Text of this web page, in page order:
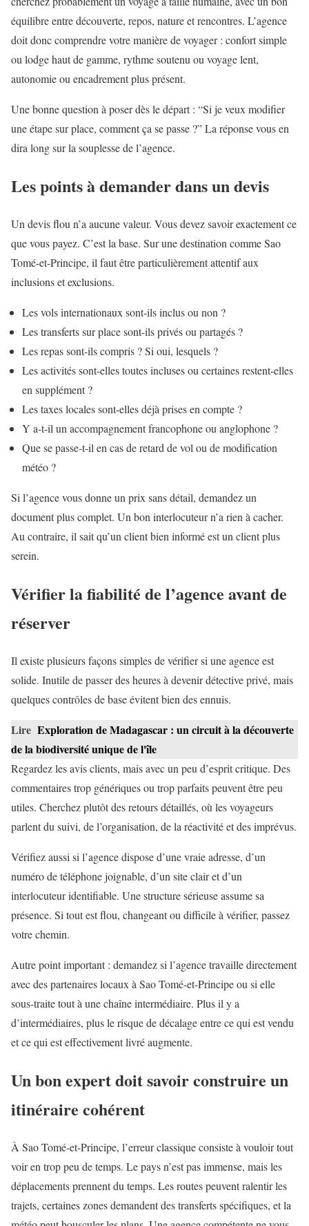
équilibre entre découverte, repos, nature et rencontres. L’agence
doit donc comprendre votre manière de voyager : confort simple
ou lodge haut de gamme, rythme soutenu ou voyage lent,
autonomie ou encadrement plus présent.
Une bonne question à poser dès le départ : “Si je veux modifier
une étape sur place, comment ça se passe ?” La réponse vous en
dira long sur la souplesse de l’agence.
Les points à demander dans un devis
Un devis flou n’a aucune valeur. Vous devez savoir exactement ce
que vous payez. C’est la base. Sur une destination comme Sao
Tomé-et-Principe, il faut être particulièrement attentif aux
inclusions et exclusions.
Les vols internationaux sont-ils inclus ou non ?
Les transferts sur place sont-ils privés ou partagés ?
Les repas sont-ils compris ? Si oui, lesquels ?
Les activités sont-elles toutes incluses ou certaines restent-elles
en supplément ?
Les taxes locales sont-elles déjà prises en compte ?
Y a-t-il un accompagnement francophone ou anglophone ?
Que se passe-t-il en cas de retard de vol ou de modification
météo ?
Si l’agence vous donne un prix sans détail, demandez un
document plus complet. Un bon interlocuteur n’a rien à cacher.
Au contraire, il sait qu’un client bien informé est un client plus
serein.
Vérifier la fiabilité de l’agence avant de
réserver
Il existe plusieurs façons simples de vérifier si une agence est
solide. Inutile de passer des heures à devenir détective privé, mais
quelques contrôles de base évitent bien des ennuis.
Lire Exploration de Madagascar : un circuit à la découverte
de la biodiversité unique de l'île
Regardez les avis clients, mais avec un peu d’esprit critique. Des
commentaires trop génériques ou trop parfaits peuvent être peu
utiles. Cherchez plutôt des retours détaillés, où les voyageurs
parlent du suivi, de l’organisation, de la réactivité et des imprévus.
Vérifiez aussi si l’agence dispose d’une vraie adresse, d’un
numéro de téléphone joignable, d’un site clair et d’un
interlocuteur identifiable. Une structure sérieuse assume sa
présence. Si tout est flou, changeant ou difficile à vérifier, passez
votre chemin.
Autre point important : demandez si l’agence travaille directement
avec des partenaires locaux à Sao Tomé-et-Principe ou si elle
sous-traite tout à une chaîne intermédiaire. Plus il y a
d’intermédiaires, plus le risque de décalage entre ce qui est vendu
et ce qui est effectivement livré augmente.
Un bon expert doit savoir construire un
itinéraire cohérent
À Sao Tomé-et-Principe, l’erreur classique consiste à vouloir tout
voir en trop peu de temps. Le pays n’est pas immense, mais les
déplacements prennent du temps. Les routes peuvent ralentir les
trajets, certaines zones demandent des transferts spécifiques, et la